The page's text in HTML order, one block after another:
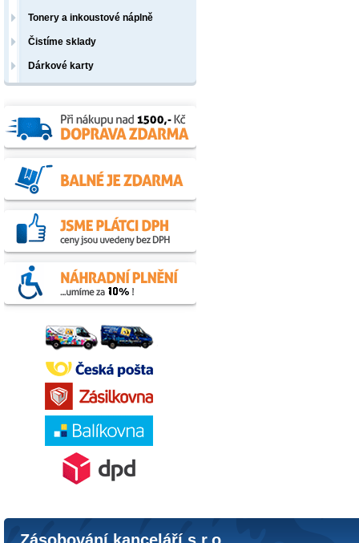
Tonery a inkoustové náplně
Čistíme sklady
Dárkové karty